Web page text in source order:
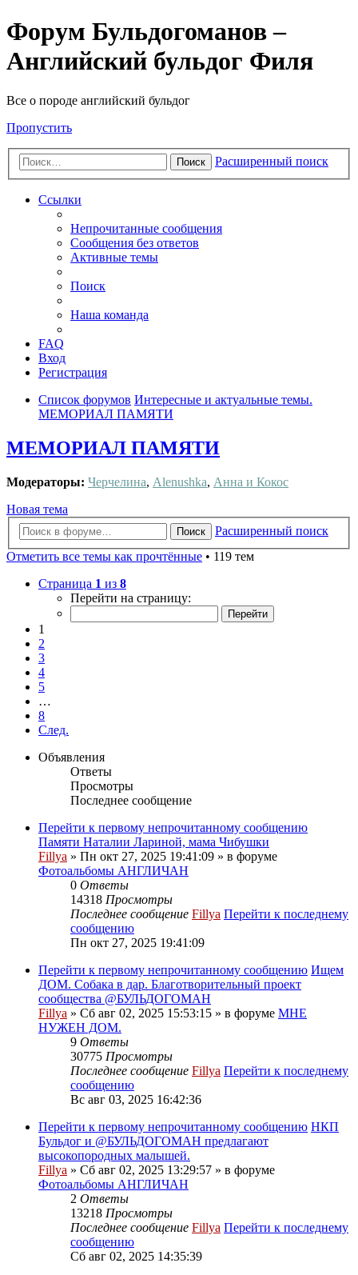
Форум Бульдогоманов –
Английский бульдог Филя
Все о породе английский бульдог
Пропустить
Поиск Расширенный поиск
Ссылки
Непрочитанные сообщения
Сообщения без ответов
Активные темы
Поиск
Наша команда
FAQ
Вход
Регистрация
Список форумов Интересные и актуальные темы.
МЕМОРИАЛ ПАМЯТИ
МЕМОРИАЛ ПАМЯТИ
Модераторы: Черчелина, Alenushka, Анна и Кокос
Новая тема
Поиск
Расширенный поиск
Отметить все темы как прочтённые • 119 тем
Страница 1 из 8
Перейти на страницу:
1
2
3
4
5
…
8
След.
Объявления
Ответы
Просмотры
Последнее сообщение
Перейти к первому непрочитанному сообщению
Памяти Наталии Лариной, мама Чибушки
Fillya » Пн окт 27, 2025 19:41:09 » в форуме
Фотоальбомы АНГЛИЧАН
0 Ответы
14318 Просмотры
Последнее сообщение Fillya Перейти к последнему
сообщению
Пн окт 27, 2025 19:41:09
Перейти к первому непрочитанному сообщению Ищем
ДОМ. Собака в дар. Благотворительный проект
сообщества @БУЛЬДОГОМАН
Fillya » Сб авг 02, 2025 15:53:15 » в форуме МНЕ
НУЖЕН ДОМ.
9 Ответы
30775 Просмотры
Последнее сообщение Fillya Перейти к последнему
сообщению
Вс авг 03, 2025 16:42:36
Перейти к первому непрочитанному сообщению НКП
Бульдог и @БУЛЬДОГОМАН предлагают
высокопородных малышей.
Fillya » Сб авг 02, 2025 13:29:57 » в форуме
Фотоальбомы АНГЛИЧАН
2 Ответы
13218 Просмотры
Последнее сообщение Fillya Перейти к последнему
сообщению
Сб авг 02, 2025 14:35:39